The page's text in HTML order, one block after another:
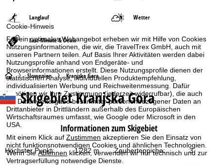
Cookie-Hinweis
Für ein optimales Webangebot erheben wir mit Hilfe von Cookies
Nutzungsinformationen, die wir, die TravelTrex GmbH, auch mit
unseren Partnern teilen. Auf Basis Ihrer Aktivitäten werden dabei
Nutzungsprofile anhand von Endgeräte- und
Browserinformationen erstellt. Diese Nutzungsprofile dienen der
statistischen Analyse, individuellen Produktempfehlung,
individualisierten Werbung und Reichweitenmessung. Dafür
benötigen wir Ihre Zustimmung (jederzeit widerrufbar), die auch
die Datenweitergabe bestimmter personenbezogener Daten an
Drittanbieter in Drittländern außerhalb des Europäischen
Wirtschaftsraumes umfasst, wie Google oder Microsoft in den
USA.
Mit einem Klick aufZustimmen akzeptieren Sie den Einsatz von
nicht funktionsnotwendigen Cookies und ähnlichen Technologien.
Wenn SieAblehnen klicken, verwenden wir nur technisch und zur
Vertragserfüllung notwendige Dienste.
Langlauf Wetter
Last-Minute & Deals
S
t
a
r
t
Slowenien Kranjska Gora
SkigebietKranjska Gora
Informationen zum Skigebiet
Höchster Punkt: 1’282 m Zauberteppiche: 3